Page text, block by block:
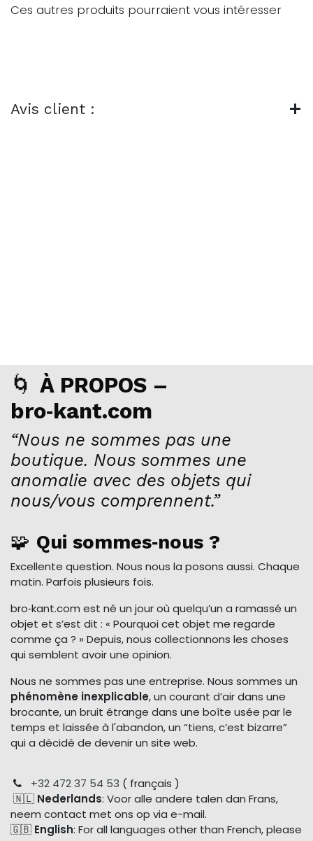
Ces autres produits pourraient vous intéresser
Avis client :
🌀 À PROPOS –
bro‑kant.com
“Nous ne sommes pas une
boutique. Nous sommes une
anomalie avec des objets qui
nous/vous comprennent.”
🧩 Qui sommes‑nous ?
Excellente question. Nous nous la posons aussi. Chaque
matin. Parfois plusieurs fois.
bro‑kant.com est né un jour où quelqu’un a ramassé un
objet et s’est dit : « Pourquoi cet objet me regarde
comme ça ? » Depuis, nous collectionnons les choses
qui semblent avoir une opinion.
Nous ne sommes pas une entreprise. Nous sommes un
phénomène inexplicable, un courant d’air dans une
brocante, un bruit étrange dans une boîte usée par le
temps et laissée à l'abandon, un “tiens, c’est bizarre”
qui a décidé de devenir un site web.
+32 472 37 54 53 ( français )
🇳🇱 Nederlands: Voor alle andere talen dan Frans,
neem contact met ons op via e-mail.
🇬🇧 English: For all languages other than French, please